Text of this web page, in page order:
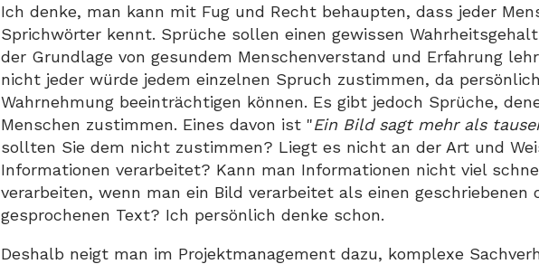
Ich denke, man kann mit Fug und Recht behaupten, dass jeder
Sprichwörter kennt. Sprüche sollen einen gewissen
der Grundlage von gesundem Menschenverstand und Erfahrung
nicht jeder würde jedem einzelnen Spruch zustimmen, da
Wahrnehmung beeinträchtigen können. Es gibt jedoch Sprüche,
Menschen zustimmen. Eines davon ist "Ein Bild sagt mehr als
sollten Sie dem nicht zustimmen? Liegt es nicht an der Art und
Informationen verarbeitet? Kann man Informationen nicht viel
verarbeiten, wenn man ein Bild verarbeitet als einen geschriebenen
gesprochenen Text? Ich persönlich denke schon.
Deshalb neigt man im Projektmanagement dazu, komplexe